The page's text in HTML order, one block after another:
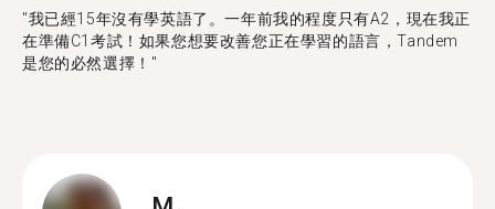
"我已經15年沒有學英語了。一年前我的程度只有A2，現在我正
在準備C1考試！如果您想要改善您正在學習的語言，Tandem
是您的必然選擇！"